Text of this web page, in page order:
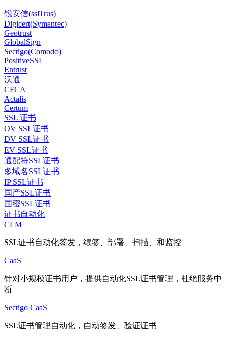
锐安信(sslTrus)
Digicert(Symantec)
Geotrust
GlobalSign
Sectigo(Comodo)
PositiveSSL
Entrust
沃通
CFCA
Actalis
Certum
SSL 证书
OV SSL证书
DV SSL证书
EV SSL证书
通配符SSL证书
多域名SSL证书
IP SSL证书
国产SSL证书
国密SSL证书
证书自动化
CLM
SSL证书自动化签发，续签、部署、扫描、和监控
CaaS
针对小规模证书用户，提供自动化SSL证书管理，杜绝服务中
断
Sectigo CaaS
SSL证书管理自动化，自动签发、验证证书